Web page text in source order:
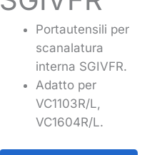
Portautensili per
scanalatura
interna SGIVFR.
Adatto per
VC1103R/L,
VC1604R/L.